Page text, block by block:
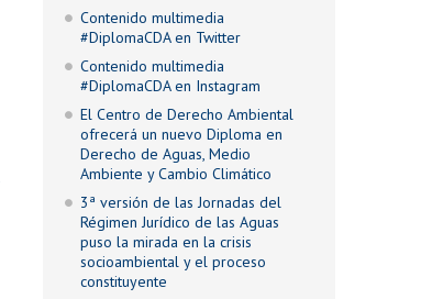
Contenido multimedia
#DiplomaCDA en Twitter
Contenido multimedia
#DiplomaCDA en Instagram
El Centro de Derecho Ambiental
ofrecerá un nuevo Diploma en
Derecho de Aguas, Medio
Ambiente y Cambio Climático
3ª versión de las Jornadas del
Régimen Jurídico de las Aguas
puso la mirada en la crisis
socioambiental y el proceso
constituyente